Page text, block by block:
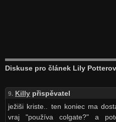
Diskuse pro článek Lily
9. Killypřispěvatel
ježiši kriste.. ten koniec ma
vraj "používa colgate?" a